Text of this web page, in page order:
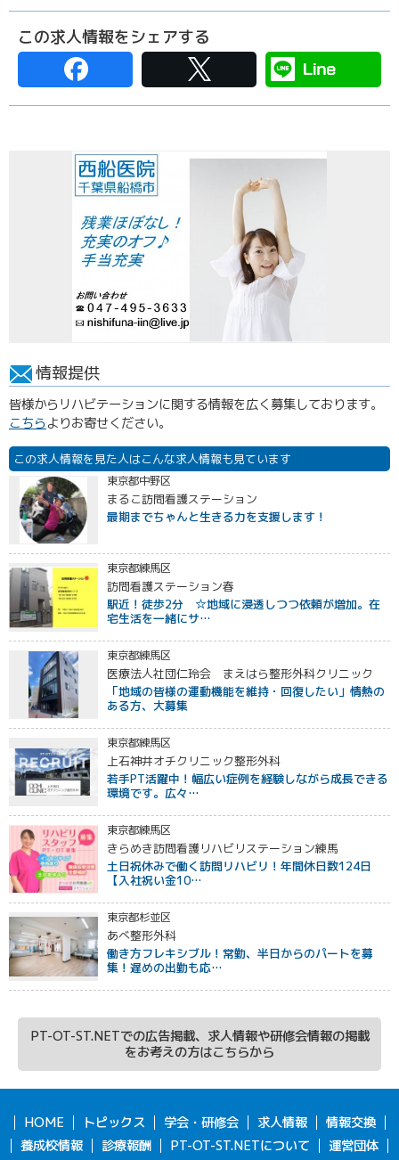
この求人情報をシェアする
情報提供
皆様からリハビテーションに関する情報を広く募集しております。
こちらよりお寄せください。
この求人情報を見た人はこんな求人情報も見ています
東京都中野区
まるこ訪問看護ステーション
最期までちゃんと生きる力を支援します！
東京都練馬区
訪問看護ステーション春
駅近！徒歩2分 ☆地域に浸透しつつ依頼が増加。在
宅生活を一緒にサ…
東京都練馬区
医療法人社団仁玲会 まえはら整形外科クリニック
「地域の皆様の運動機能を維持・回復したい」情熱の
ある方、大募集
東京都練馬区
上石神井オチクリニック整形外科
若手PT活躍中！幅広い症例を経験しながら成長できる
環境です。広々…
東京都練馬区
きらめき訪問看護リハビリステーション練馬
土日祝休みで働く訪問リハビリ！年間休日数124日
【入社祝い金10…
東京都杉並区
あべ整形外科
働き方フレキシブル！常勤、半日からのパートを募
集！遅めの出勤も応…
PT-OT-ST.NETでの広告掲載、求人情報や研修会情報の掲載
をお考えの方はこちらから
HOME トピックス 学会・研修会 求人情報
情報交換
養成校情報
診療報酬 PT-OT-ST.NETについて 運営団体